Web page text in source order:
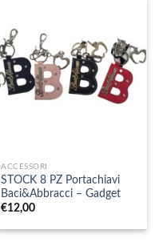
ACCESSORI
STOCK 8 PZ Portachiavi
Baci&Abbracci – Gadget
€12,00